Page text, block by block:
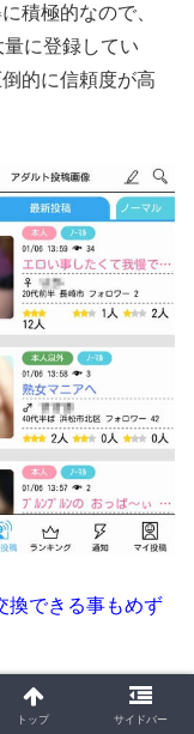
積極的なので、
に登録してい
的に信頼度が高
換できる事もめず
トップ サイドバー